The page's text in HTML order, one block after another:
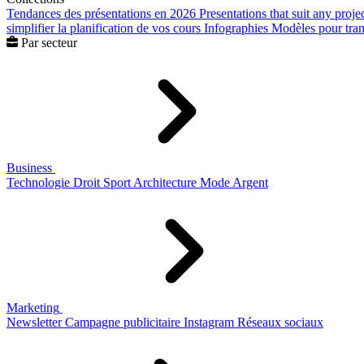
Tendances des présentations en 2026 Presentations that suit any
simplifier la planification de vos cours Infographies Modèles pour
Par secteur
Business
Technologie Droit Sport Architecture Mode Argent
Marketing
Newsletter Campagne publicitaire Instagram Réseaux sociaux